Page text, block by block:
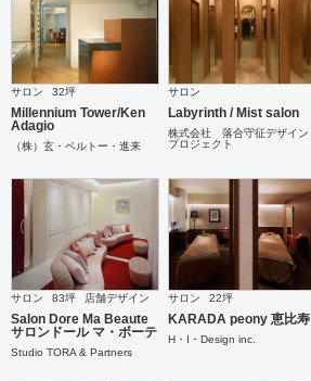
サロン 32坪
Millennium Tower/Ken
Adagio
（株）玄・ベルトー・進来
サロン
Labyrinth / Mist salon
株式会社 落合守征デザイン
プロジェクト
サロン 83坪 店舗デザイン
Salon Dore Ma Beaute
サロンドール マ・ボーテ
Studio TORA & Partners
サロン 22坪
KARADA peony 恵比寿
H・I・Design inc.